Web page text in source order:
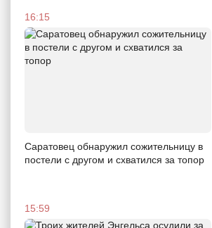
16:15
Саратовец обнаружил сожительницу в
постели с другом и схватился за топор
15:59